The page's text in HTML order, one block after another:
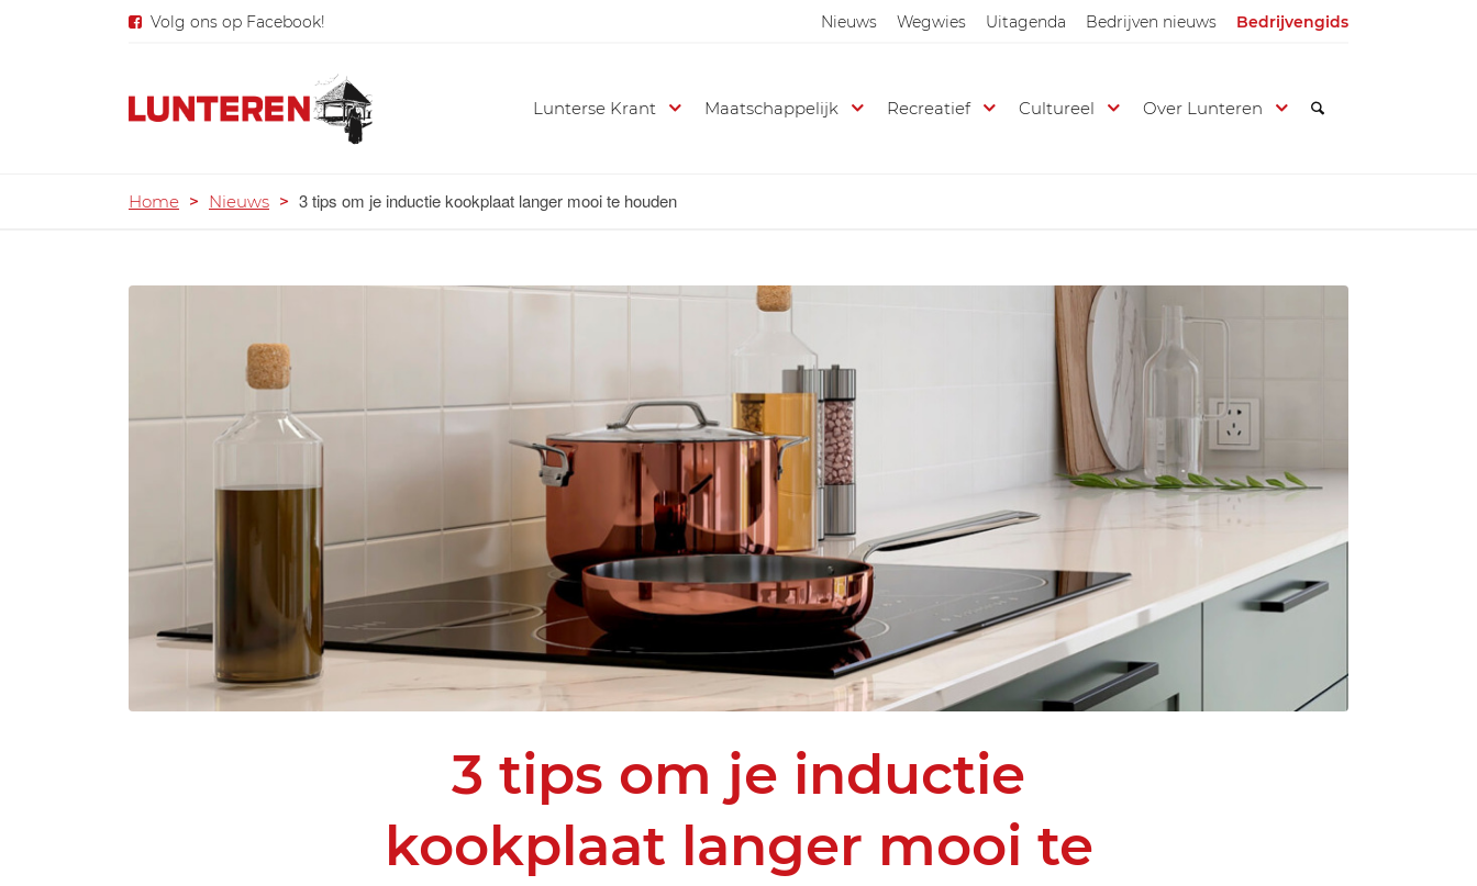
Nieuws Wegwies Uitagenda Bedrijven nieuws Bedrijvengids
Volg ons op Facebook!
Lunterse Krant Maatschappelijk Recreatief Cultureel Over Lunteren
Home > Nieuws > 3 tips om je inductie kookplaat langer mooi te houden
3 tips om je inductie
kookplaat langer mooi te